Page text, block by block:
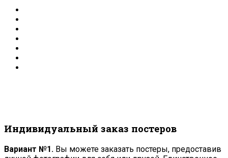
Индивидуальный заказ постеров
Вариант №1. Вы можете заказать постеры, предоставив